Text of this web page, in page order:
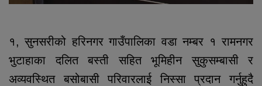
१, सुनसरीको हरिनगर गाउँपालिका वडा नम्बर १ रामनगर
भुटाहाका दलित बस्ती सहित भूमिहीन सुकुसम्बासी र
अव्यवस्थित बसोबासी परिवारलाई निस्सा प्रदान गर्नुहुदै